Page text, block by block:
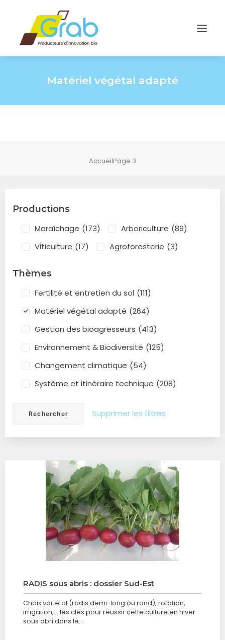
Matériel végétal adapté
AccueilPage 3
Productions
Maraîchage (173) Arboriculture (89)
Viticulture (17) Agroforesterie (3)
Thèmes
Fertilité et entretien du sol (111)
Matériel végétal adapté (264)
Gestion des bioagresseurs (413)
Environnement & Biodiversité (125)
Changement climatique (54)
Système et itinéraire technique (208)
Supprimer les filtres
RADIS sous abris : dossier Sud-Est
Choix variétal (radis demi-long ou rond), rotation,
irrigation,... les clés pour réussir cette culture en hiver
sous abri dans le…